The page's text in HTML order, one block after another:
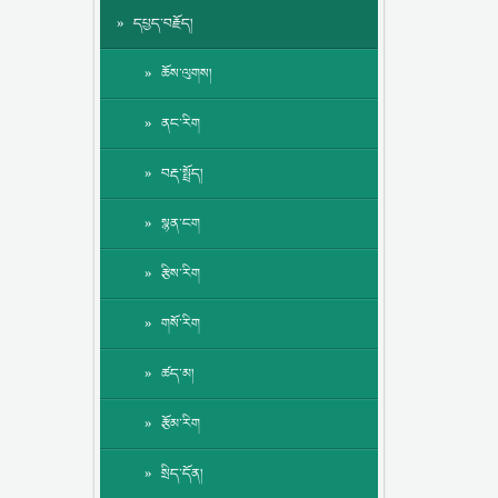
དཔྱད་བརྗོད།
ཆོས་ལུགས།
ནང་རིག
བརྡ་སྤྲོད།
སྙན་ངག
རྩིས་རིག
གསོ་རིག
ཚད་མ།
རྩོམ་རིག
སྲིད་དོན།